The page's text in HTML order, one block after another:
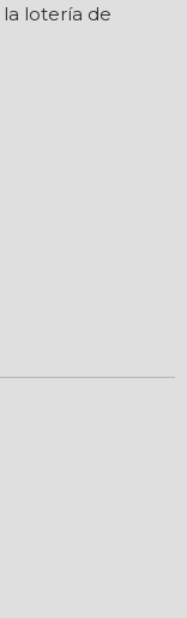
la lotería de